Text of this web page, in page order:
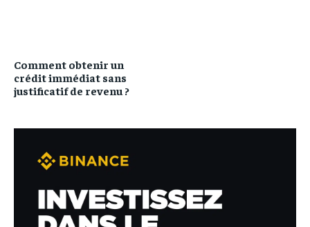
Comment obtenir un
crédit immédiat sans
justificatif de revenu ?